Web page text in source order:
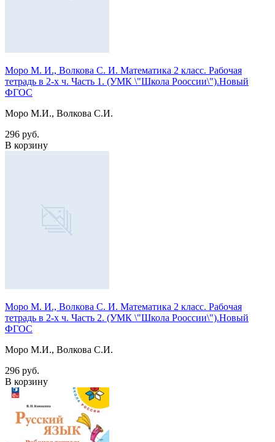
Моро М. И., Волкова С. И. Математика 2 класс. Рабочая
тетрадь в 2-х ч. Часть 1. (УМК \"Школа Рооссии\").Новый
ФГОС
Моро М.И., Волкова С.И.
296 руб.
В корзину
Моро М. И., Волкова С. И. Математика 2 класс. Рабочая
тетрадь в 2-х ч. Часть 2. (УМК \"Школа Рооссии\").Новый
ФГОС
Моро М.И., Волкова С.И.
296 руб.
В корзину